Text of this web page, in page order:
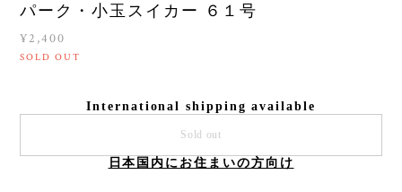
パーク・小玉スイカー ６１号
¥2,400
SOLD OUT
International shipping available
Sold out
日本国内にお住まいの方向け